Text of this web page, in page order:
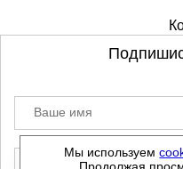
©2012-2026 -
Мы используем
Ваше имя